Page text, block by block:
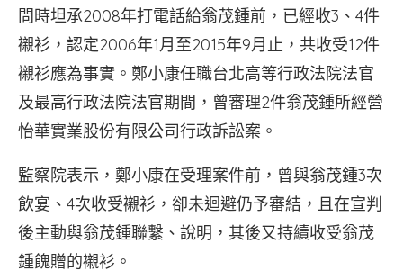
問時坦承2008年打電話給翁茂鍾前，已經收3、4件
襯衫，認定2006年1月至2015年9月止，共收受12件
襯衫應為事實。鄭小康任職台北高等行政法院法官
及最高行政法院法官期間，曾審理2件翁茂鍾所經營
怡華實業股份有限公司行政訴訟案。
監察院表示，鄭小康在受理案件前，曾與翁茂鍾3次
飲宴、4次收受襯衫，卻未迴避仍予審結，且在宣判
後主動與翁茂鍾聯繫、說明，其後又持續收受翁茂
鍾餽贈的襯衫。